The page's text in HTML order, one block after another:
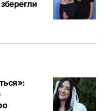
зберегли